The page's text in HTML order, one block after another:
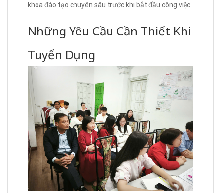
khóa đào tạo chuyên sâu trước khi bắt đầu công việc.
Những Yêu Cầu Cần Thiết Khi
Tuyển Dụng